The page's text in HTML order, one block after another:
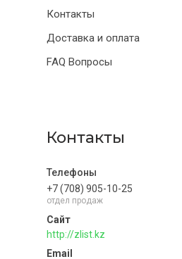
Контакты
Доставка и оплата
FAQ Вопросы
Контакты
+7 (708) 905-10-25
отдел продаж
http://zlist.kz